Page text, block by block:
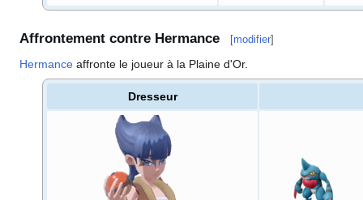
Affrontement contre Hermance [modifier]
Hermance affronte le joueur à la Plaine d'Or.
Dresseur